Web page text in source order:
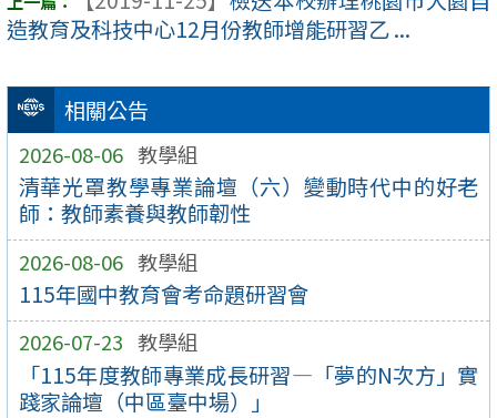
相關公告
2026-08-06 教學組
清華光罩教學專業論壇（六）變動時代中的好老
師：教師素養與教師韌性
2026-08-06 教學組
115年國中教育會考命題研習會
2026-07-23 教學組
「115年度教師專業成長研習—「夢的N次方」實
踐家論壇（中區臺中場）」
造教育及科技中心12月份教師增能研習乙 ...